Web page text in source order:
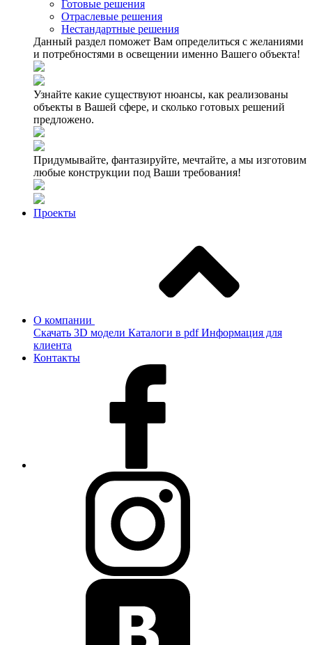
Готовые решения
Отраслевые решения
Нестандартные решения
Данный раздел поможет Вам определиться с желаниями
и потребностями в освещении именно Вашего объекта!
Узнайте какие существуют нюансы, как реализованы
объекты в Вашей сфере, и сколько готовых решений
предложено.
Придумывайте, фантазируйте, мечтайте, а мы изготовим
любые конструкции под Ваши требования!
Проекты
О компании
Скачать 3D модели Каталоги в pdf Информация для
клиента
Контакты